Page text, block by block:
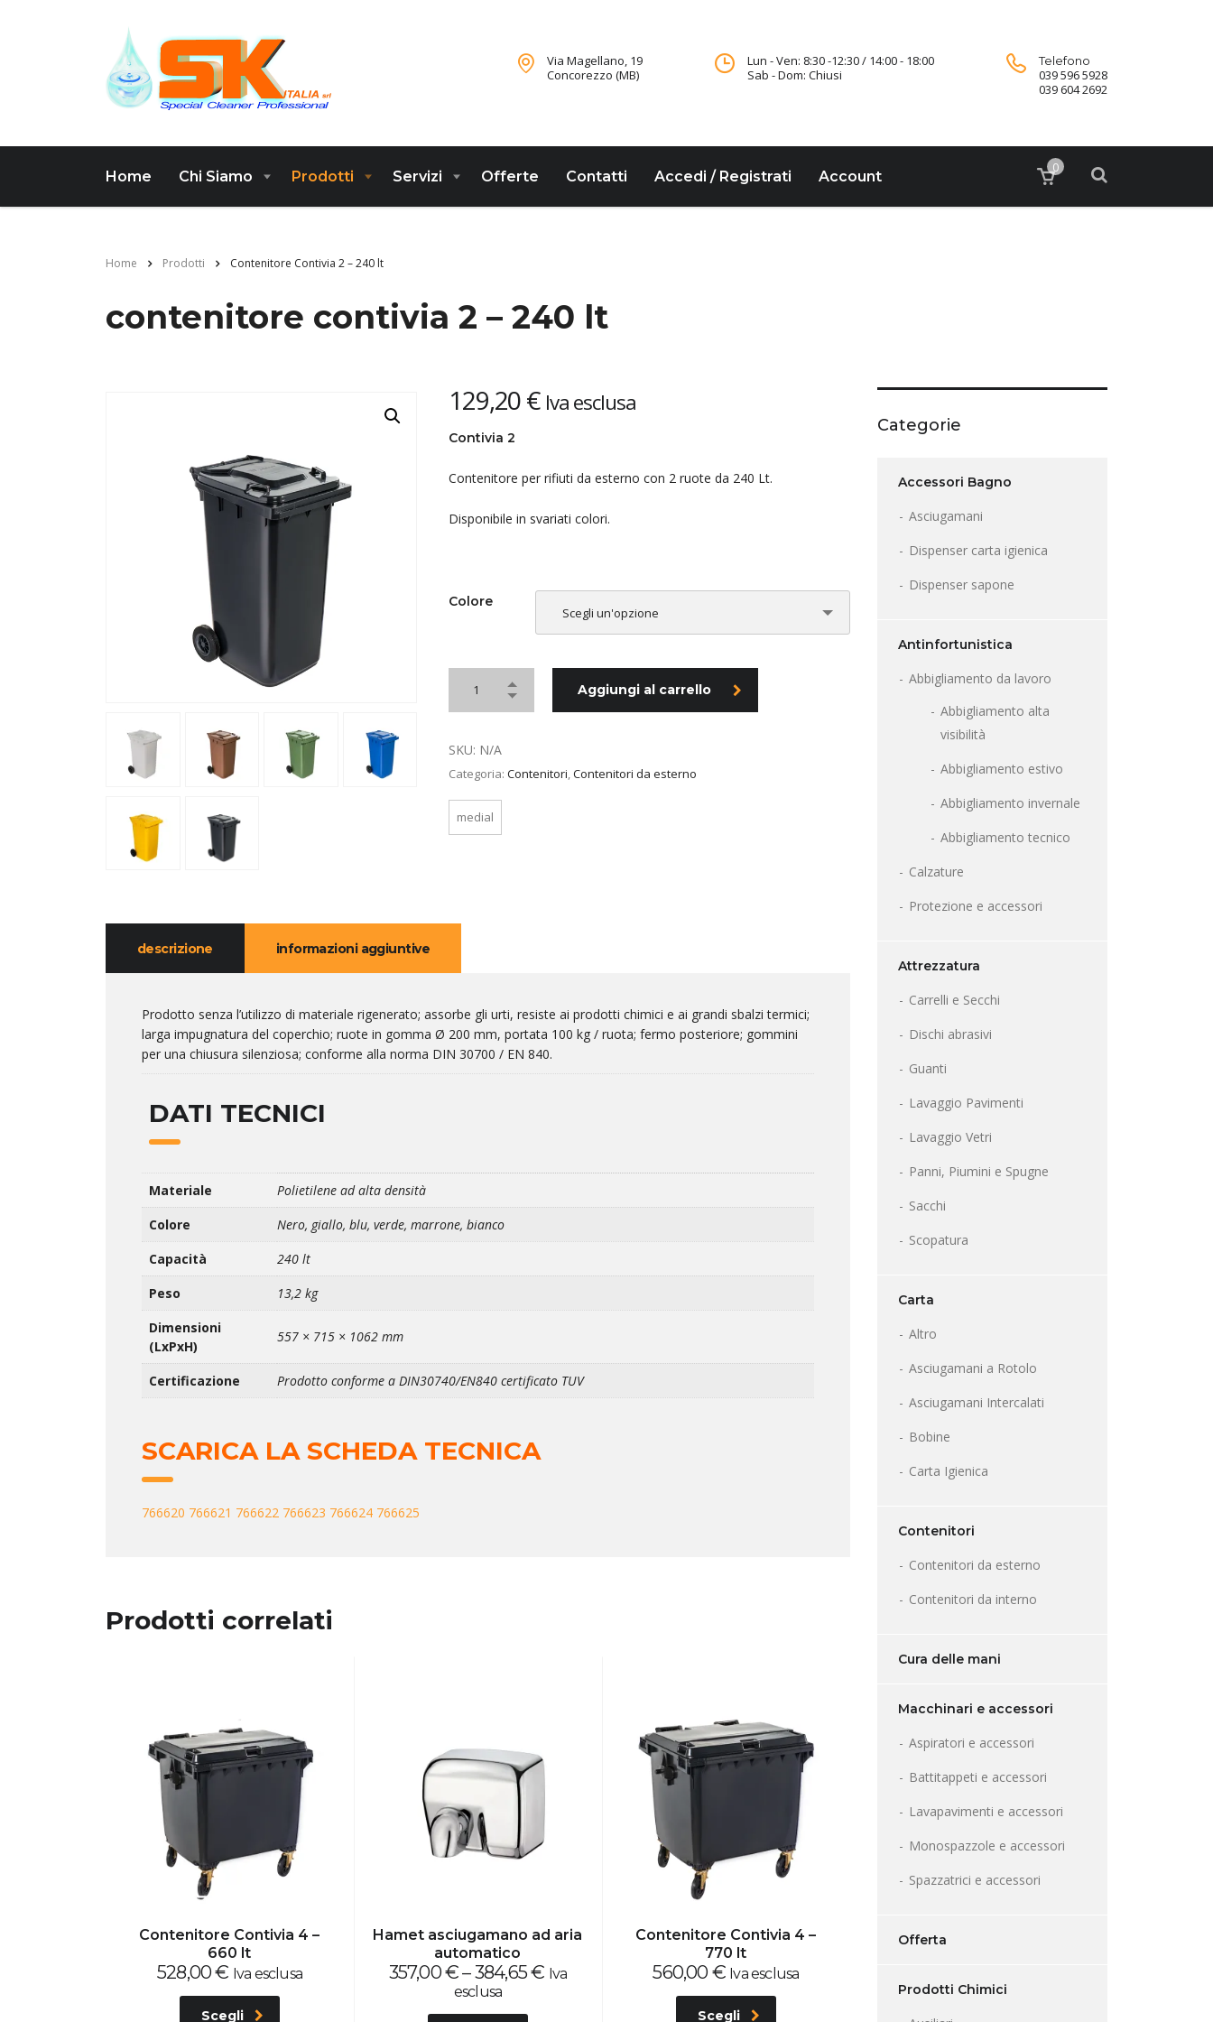
Via Magellano, 19
Concorezzo (MB)
Lun - Ven: 8:30 -12:30 / 14:00 - 18:00
Sab - Dom: Chiusi
Telefono
039 596 5928
039 604 2692
Home Chi Siamo Prodotti Servizi Offerte Contatti Accedi / Registrati Account
0
Home Prodotti Contenitore Contivia 2 – 240 lt
contenitore contivia 2 – 240 lt
129,20€ Iva esclusa
Contivia 2
Contenitore per rifiuti da esterno con 2 ruote da 240 Lt.
Disponibile in svariati colori.
Colore
Scegli un'opzione
Aggiungi al carrello
SKU: N/A
Categoria: Contenitori,Contenitori da esterno
medial
descrizione informazioni aggiuntive
Prodotto senza l’utilizzo di materiale rigenerato; assorbe gli urti, resiste ai prodotti chimici e ai grandi sbalzi termici;
larga impugnatura del coperchio; ruote in gomma Ø 200 mm, portata 100 kg / ruota; fermo posteriore; gommini
per una chiusura silenziosa; conforme alla norma DIN 30700 / EN 840.
DATI TECNICI
Materiale
Polietilene ad alta densità
Colore
Nero, giallo, blu, verde, marrone, bianco
Capacità
240 lt
Peso
13,2 kg
Dimensioni
(LxPxH)
557 × 715 × 1062 mm
Certificazione Prodotto conforme a DIN30740/EN840 certificato TUV
SCARICA LA SCHEDA TECNICA
766620 766621 766622 766623 766624 766625
Prodotti correlati
Contenitore Contivia 4 –
660 lt
528,00€ Iva esclusa
Scegli
Hamet asciugamano ad aria
automatico
357,00€–384,65€ Iva
esclusa
Contenitore Contivia 4 –
770 lt
560,00 € Iva esclusa
Scegli
Categorie
Accessori Bagno
Asciugamani
Dispenser carta igienica
Dispenser sapone
Antinfortunistica
Abbigliamento da lavoro
Abbigliamento alta
visibilità
Abbigliamento estivo
Abbigliamento invernale
Abbigliamento tecnico
Calzature
Protezione e accessori
Attrezzatura
Carrelli e Secchi
Dischi abrasivi
Guanti
Lavaggio Pavimenti
Lavaggio Vetri
Panni, Piumini e Spugne
Sacchi
Scopatura
Carta
Altro
Asciugamani a Rotolo
Asciugamani Intercalati
Bobine
Carta Igienica
Contenitori
Contenitori da esterno
Contenitori da interno
Cura delle mani
Macchinari e accessori
Aspiratori e accessori
Battitappeti e accessori
Lavapavimenti e accessori
Monospazzole e accessori
Spazzatrici e accessori
Offerta
Prodotti Chimici